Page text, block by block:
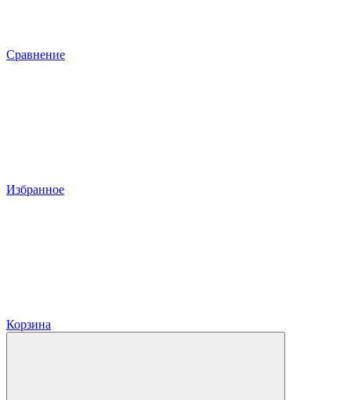
Сравнение
Избранное
Корзина